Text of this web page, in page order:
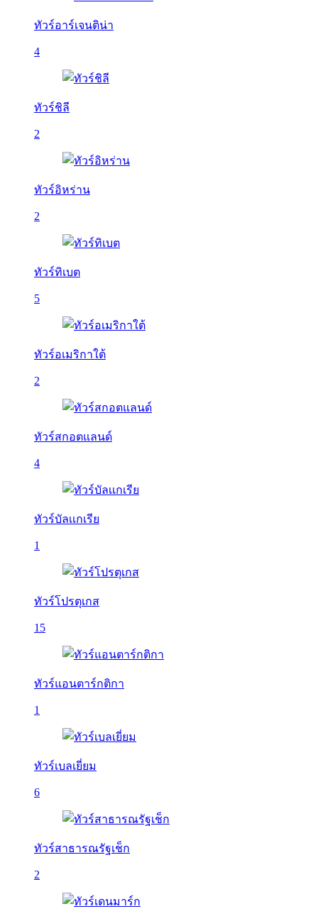
ทัวร์อาร์เจนติน่า
4
ทัวร์ชิลี
2
ทัวร์อิหร่าน
2
ทัวร์ทิเบต
5
ทัวร์อเมริกาใต้
2
ทัวร์สกอตแลนด์
4
ทัวร์บัลเเกเรีย
1
ทัวร์โปรตุเกส
15
ทัวร์แอนตาร์กติกา
1
ทัวร์เบลเยี่ยม
6
ทัวร์สาธารณรัฐเช็ก
2